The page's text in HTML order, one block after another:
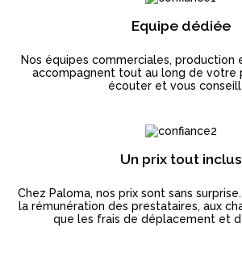
Equipe dédiée
Nos équipes commerciales, production
accompagnent tout au long de votre
écouter et vous
Un prix tout inclus
Chez Paloma, nos prix sont sans
la rémunération des prestataires, aux
que les frais de déplacement et